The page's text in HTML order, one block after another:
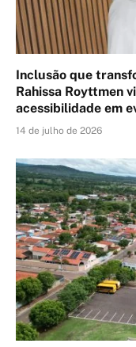
Inclusão que
Rahissa Royttmen
acessibilidade em
14 de julho de 2026